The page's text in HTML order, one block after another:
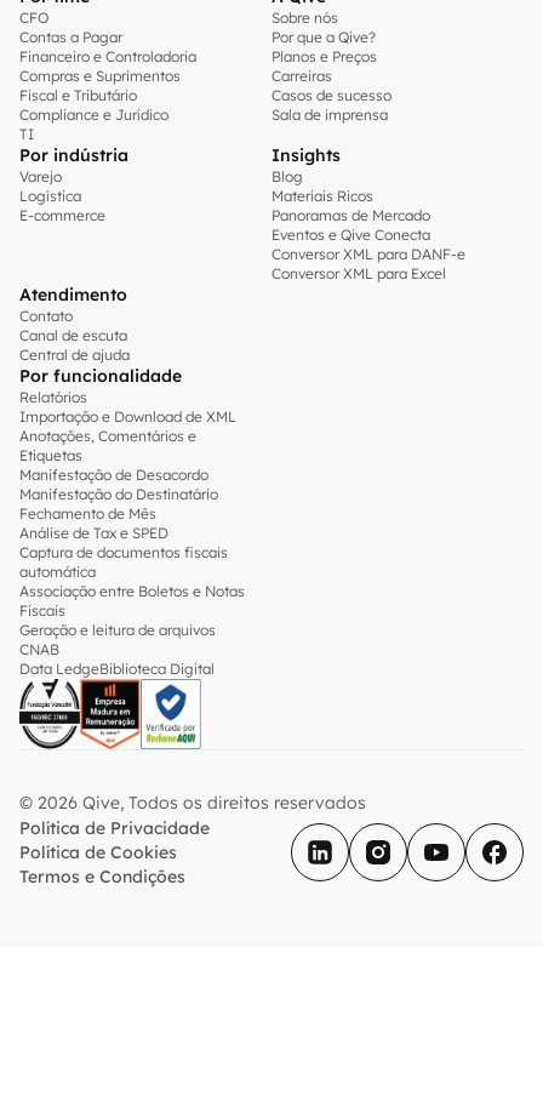
CFO
Contas a Pagar
Financeiro e Controladoria
Compras e Suprimentos
Fiscal e Tributário
Compliance e Jurídico
TI
Sobre nós
Por que a Qive?
Planos e Preços
Carreiras
Casos de sucesso
Sala de imprensa
Por indústria
Varejo
Logística
E-commerce
Insights
Blog
Materiais Ricos
Panoramas de Mercado
Eventos e Qive Conecta
Conversor XML para DANF-e
Conversor XML para Excel
Atendimento
Contato
Canal de escuta
Central de ajuda
Por funcionalidade
Relatórios
Importação e Download de XML
Anotações, Comentários e
Etiquetas
Manifestação de Desacordo
Manifestação do Destinatário
Fechamento de Mês
Análise de Tax e SPED
Captura de documentos fiscais
automática
Associação entre Boletos e Notas
Fiscais
Geração e leitura de arquivos
CNAB
Data LedgeBiblioteca Digital
© 2026 Qive, Todos os direitos reservados
Política de Privacidade
Política de Cookies
Termos e Condições